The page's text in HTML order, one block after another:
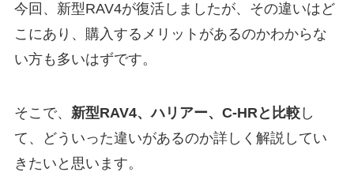
今回、新型RAV4が復活しましたが、その違いはど
こにあり、購入するメリットがあるのかわからな
い方も多いはずです。
そこで、 新型RAV4、ハリアー、C-HRと比較し
て、どういった違いがあるのか詳しく解説してい
きたいと思います。